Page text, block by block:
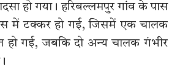
हो गया। हरिबल्लमपुर गांव के पास
में टक्कर हो गई, जिसमें एक चालक
हो गई, जबकि दो अन्य चालक गंभीर